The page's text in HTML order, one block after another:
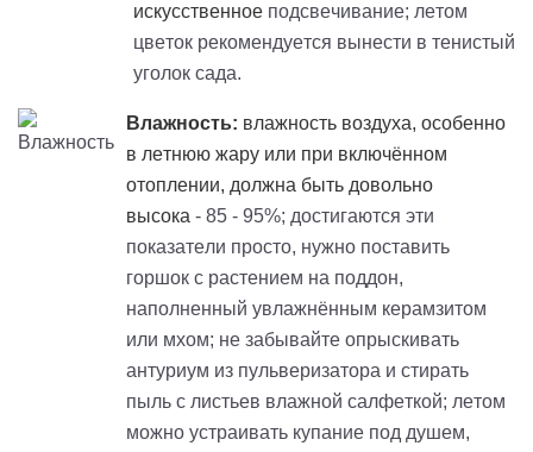
искусственное подсвечивание; летом
цветок рекомендуется вынести в тенистый
уголок сада.
Влажность: влажность воздуха, особенно
в летнюю жару или при включённом
отоплении, должна быть довольно
высока - 85 - 95%; достигаются эти
показатели просто, нужно поставить
горшок с растением на поддон,
наполненный увлажнённым керамзитом
или мхом; не забывайте опрыскивать
антуриум из пульверизатора и стирать
пыль с листьев влажной салфеткой; летом
можно устраивать купание под душем,